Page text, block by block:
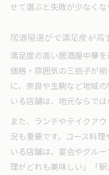
落ち着いた雰囲気が
雰囲気重視の中
大人の時間を過
落ち着いた居酒
静かな空間が嬉
せて選ぶと失敗が少なくな
居酒屋選びで満足度が高
満足度の高い居酒屋中華
価格・雰囲気の三拍子が
に、奈良や生駒など地域
いる店舗は、地元ならでは
また、ランチやテイクア
況も重要です。コース料
いる店舗は、宴会やグル
理がどれも美味しい」「